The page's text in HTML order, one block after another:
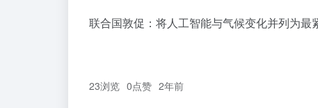
联合国敦促：将人工智能与气候变化并列为最
23浏览 0点赞 2年前